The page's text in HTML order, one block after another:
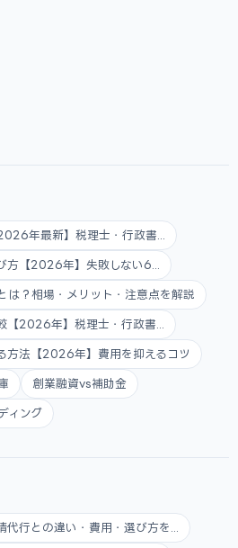
年最新】税理士・行政書...
方【2026年】失敗しない6...
は？相場・メリット・注意点を解説
【2026年】税理士・行政書...
方法【2026年】費用を抑えるコツ
創業融資vs補助金
ィング
行との違い・費用・選び方を...